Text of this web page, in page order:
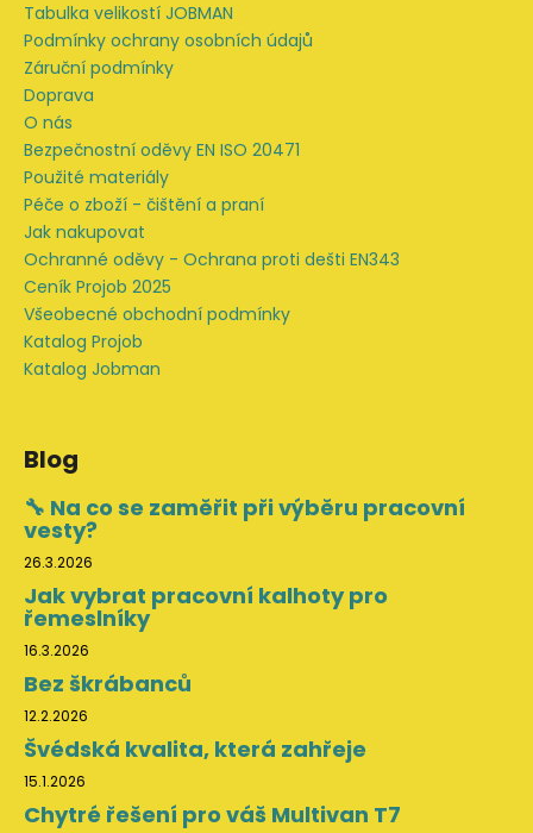
Tabulka velikostí JOBMAN
Podmínky ochrany osobních údajů
Záruční podmínky
Doprava
O nás
Bezpečnostní oděvy EN ISO 20471
Použité materiály
Péče o zboží - čištění a praní
Jak nakupovat
Ochranné oděvy - Ochrana proti dešti EN343
Ceník Projob 2025
Všeobecné obchodní podmínky
Katalog Projob
Katalog Jobman
Blog
🔧 Na co se zaměřit při výběru pracovní
vesty?
26.3.2026
Jak vybrat pracovní kalhoty pro
řemeslníky
16.3.2026
Bez škrábanců
12.2.2026
Švédská kvalita, která zahřeje
15.1.2026
Chytré řešení pro váš Multivan T7